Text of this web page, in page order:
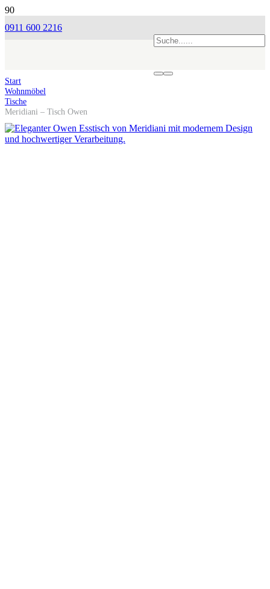
0911 600 2216
Start
Wohnmöbel
Tische
Meridiani – Tisch Owen